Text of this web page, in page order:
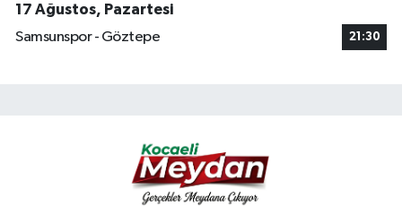
17 Ağustos, Pazartesi
Samsunspor - Göztepe
21:30